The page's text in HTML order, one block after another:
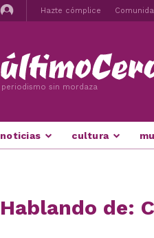
Hazte cómplice
periodismo sin mordaza
noticias cultura
Hablando de: